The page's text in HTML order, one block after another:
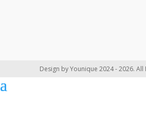
Design by Younique 2024 - 2026. All